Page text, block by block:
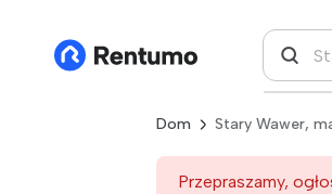
Dom Stary Wawer,
Przepraszamy,